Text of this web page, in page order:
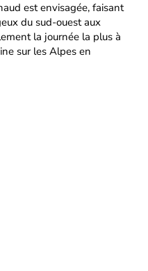
est envisagée, faisant
du sud-ouest aux
la journée la plus à
sur les Alpes en